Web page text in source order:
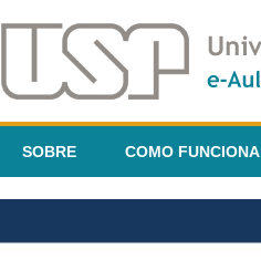
SOBRE COMO FUNCIONA